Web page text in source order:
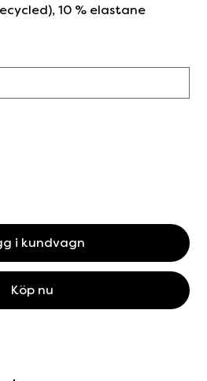
10 % elastane
i kundvagn
Köp nu